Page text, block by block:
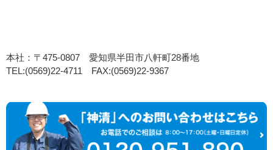
本社：〒475-0807 愛知県半田市八軒町28番地
TEL:(0569)22-4711 FAX:(0569)22-9367